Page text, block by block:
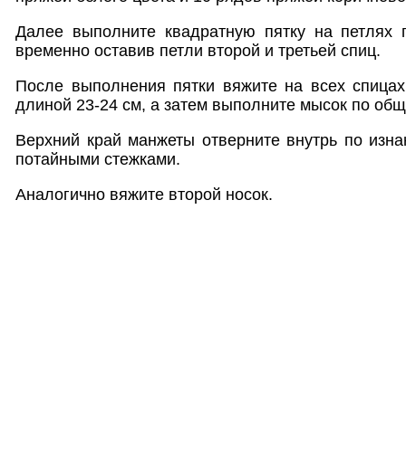
Далее выполните квадратную пятку на петлях
временно оставив петли второй и третьей спиц.
После выполнения пятки вяжите на всех
длиной 23-24 см, а затем выполните мысок по
Верхний край манжеты отверните внутрь по
потайными стежками.
Аналогично вяжите второй носок.